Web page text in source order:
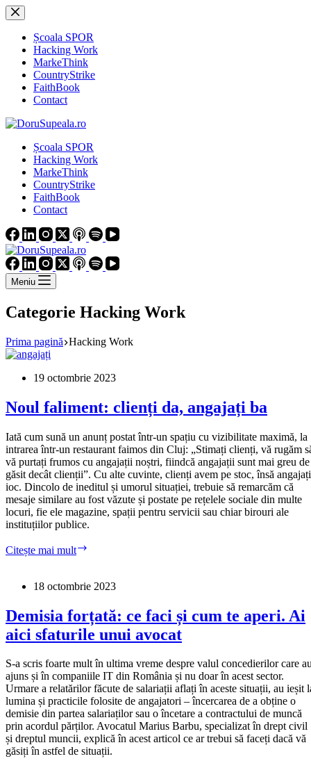
Sari
la
conținutȘcoala SPOR
Hacking Work
MarkeThink
CountryStrike
FaithBook
Contact
Școala SPOR
Hacking Work
MarkeThink
CountryStrike
FaithBook
Contact
Meniu
Categorie Hacking Work
Prima pagină Hacking Work
19 octombrie 2023
Noul faliment: clienți da, angajați ba
Iată cum sună un anunț postat într-un spațiu cu vizibilitate maximă, la
intrarea într-un restaurant faimos din Cluj: „Stimați clienți, vă rugăm
vă purtați frumos cu angajații noștri, fiindcă angajații sunt mai greu de
găsit decât clienții”. Cu alte cuvinte, clienți avem pe stoc, însă angajați
ioc. Dincolo de ineditul și umorul situației, trebuie să remarcăm că
mesaje similare au fost văzute și postate pe rețelele sociale din multe
locuri, fie ele magazine, spații pentru servicii sau chiar birouri ale
instituțiilor publice.
Citește mai mult
da,
ba
18 octombrie 2023
Demisia forțată: ce faci și cum te aperi. Ai
aici sfaturile unui avocat
S-a scris foarte mult în ultima vreme despre valul concedierilor care
ajuns și în companiile IT din România și nu doar în acest sector.
Urmare a relatărilor făcute de salariații aflați în aceste situații, au ieșit
lumina și practicile folosite de angajatori – încercarea de a obține o
demisie din partea salariaților sau o încetare a contractului de muncă
prin acordul părților. Avocatul Marius Barbu, specializat în drept civil
și dreptul muncii, explică în acest articol ce ar trebui să faceți dacă vă
găsiți în astfel de situații.